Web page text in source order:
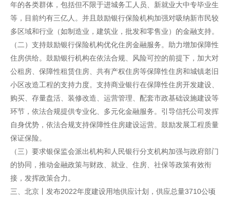
年的各类群体，包括但不限于进城务工人员、新就业大中专毕业生
等，目前约有三亿人。并且鼓励银行保险机构加强对吸纳新市民较
多区域和行业（如制造业，建筑业，批发和零售业）的金融支持。
（二）支持鼓励银行保险机构优化住房金融服务。助力增加保障性
住房供给。鼓励银行机构在依法合规、风险可控的前提下，加大对
公租房、保障性租赁住房、共有产权住房等保障性住房和城镇老旧
小区改造工程的支持力度。支持商业银行在保障性住房开发建设、
购买、存量盘活、装修改造、运营管理、配套市政基础设施建设等
环节，依法合规提供专业化、多元化金融服务。引导信托公司发挥
自身优势，依法合规支持保障性住房建设运营。鼓励发展工程质量
保证保险。
（三）要求银保监会派出机构和人民银行分支机构加强与政府部门
的协同，推动金融政策与财政、就业、住房、社保等政策有效衔
接，发挥政策合力。
三、北京丨发布2022年度建设用地供应计划，供应总量3710公顷